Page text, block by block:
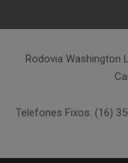
Rodovia Washington
Telefones Fixos: (16)